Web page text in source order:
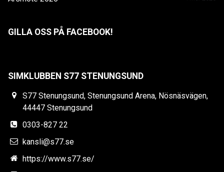
GILLA OSS PÅ FACEBOOK!
SIMKLUBBEN S77 STENUNGSUND
S77 Stenungsund, Stenungsund Arena, Nösnäsvägen,
44447 Stenungsund
0303-827 22
kansli@s77.se
https://www.s77.se/